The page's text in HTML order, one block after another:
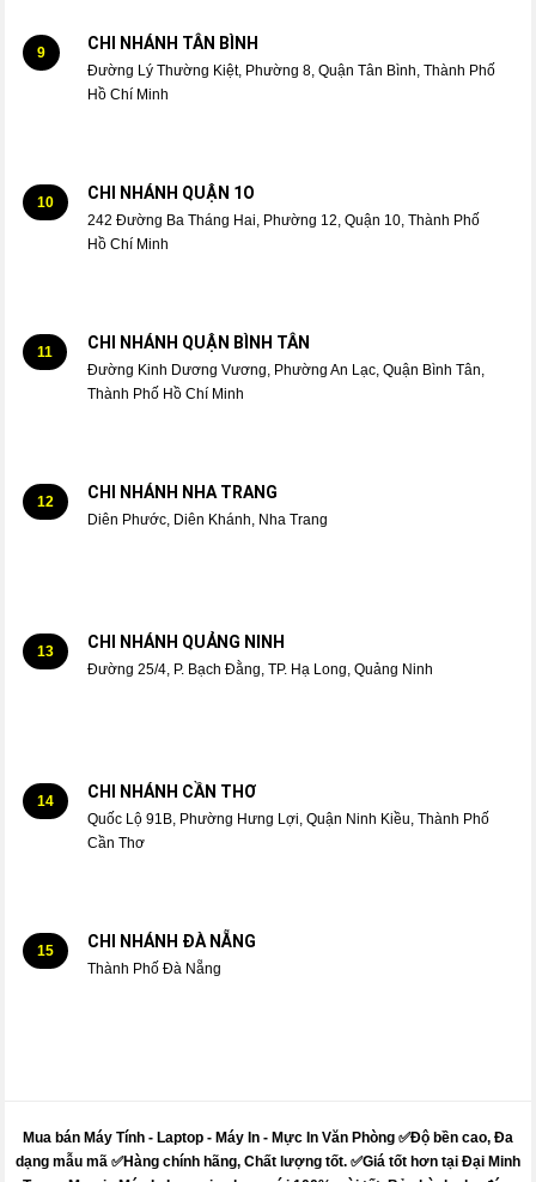
9 CHI NHÁNH TÂN BÌNH
Đường Lý Thường Kiệt, Phường 8, Quận Tân Bình, Thành Phố
Hồ Chí Minh
10 CHI NHÁNH QUẬN 1O
242 Đường Ba Tháng Hai, Phường 12, Quận 10, Thành Phố
Hồ Chí Minh
11 CHI NHÁNH QUẬN BÌNH TÂN
Đường Kinh Dương Vương, Phường An Lạc, Quận Bình Tân,
Thành Phố Hồ Chí Minh
12 CHI NHÁNH NHA TRANG
Diên Phước, Diên Khánh, Nha Trang
13 CHI NHÁNH QUẢNG NINH
Đường 25/4, P. Bạch Đằng, TP. Hạ Long, Quảng Ninh
14 CHI NHÁNH CẦN THƠ
Quốc Lộ 91B, Phường Hưng Lợi, Quận Ninh Kiều, Thành Phố
Cần Thơ
15 CHI NHÁNH ĐÀ NẴNG
Thành Phố Đà Nẵng
Mua bán Máy Tính - Laptop - Máy In - Mực In Văn Phòng ✅Độ bền cao, Đa
dạng mẫu mã ✅Hàng chính hãng, Chất lượng tốt. ✅Giá tốt hơn tại Đại Minh